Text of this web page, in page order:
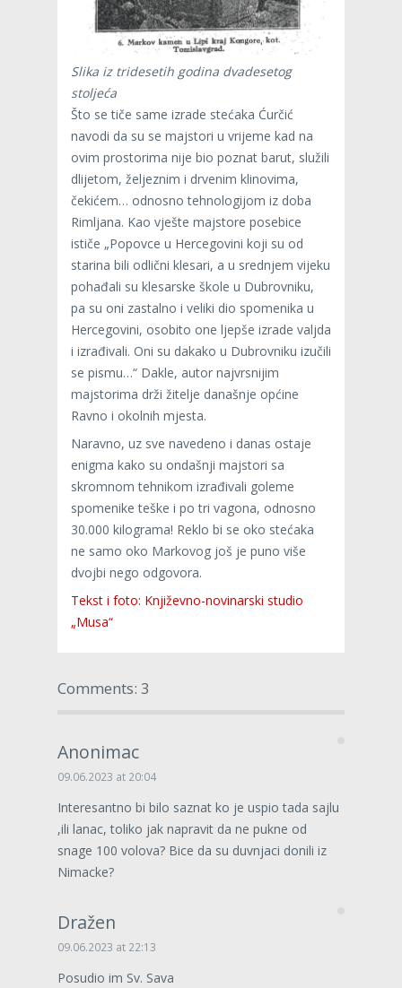
Slika iz tridesetih godina dvadesetog
stoljeća
Što se tiče same izrade stećaka Ćurčić
navodi da su se majstori u vrijeme kad na
ovim prostorima nije bio poznat barut, služili
dlijetom, željeznim i drvenim klinovima,
čekićem… odnosno tehnologijom iz doba
Rimljana. Kao vješte majstore posebice
ističe „Popovce u Hercegovini koji su od
starina bili odlični klesari, a u srednjem vijeku
pohađali su klesarske škole u Dubrovniku,
pa su oni zastalno i veliki dio spomenika u
Hercegovini, osobito one ljepše izrade valjda
i izrađivali. Oni su dakako u Dubrovniku izučili
se pismu…“ Dakle, autor najvrsnijim
majstorima drži žitelje današnje općine
Ravno i okolnih mjesta.
Naravno, uz sve navedeno i danas ostaje
enigma kako su ondašnji majstori sa
skromnom tehnikom izrađivali goleme
spomenike teške i po tri vagona, odnosno
30.000 kilograma! Reklo bi se oko stećaka
ne samo oko Markovog još je puno više
dvojbi nego odgovora.
Tekst i foto: Književno-novinarski studio
„Musa“
Comments: 3
Anonimac
09.06.2023 at 20:04
Interesantno bi bilo saznat ko je uspio tada sajlu
,ili lanac, toliko jak napravit da ne pukne od
snage 100 volova? Bice da su duvnjaci donili iz
Nimacke?
Dražen
09.06.2023 at 22:13
Posudio im Sv. Sava